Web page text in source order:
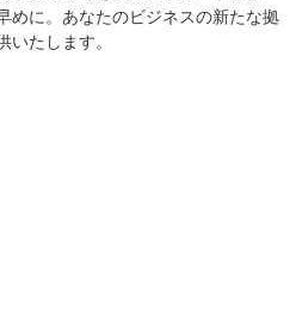
めに。あなたのビジネスの新たな拠
いたします。